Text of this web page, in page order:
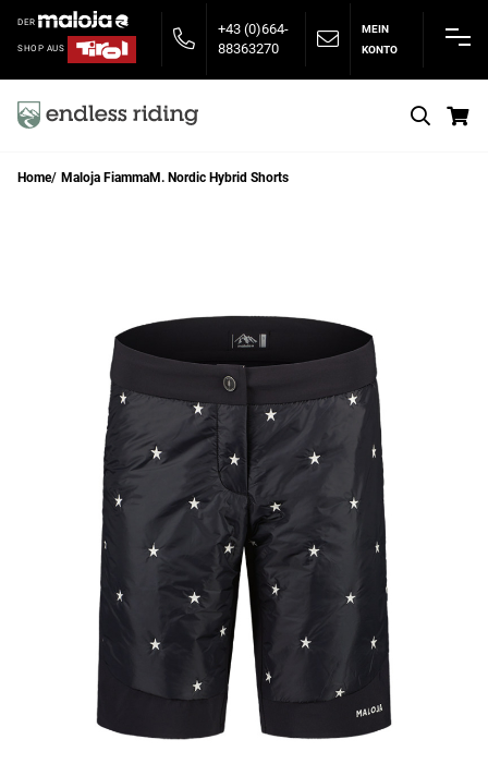
DER
SHOP AUS
+43 (0)664-
88363270
MEIN
KONTO
Home Maloja FiammaM. Nordic Hybrid Shorts